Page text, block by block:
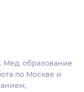
Мед. образование
по Москве и